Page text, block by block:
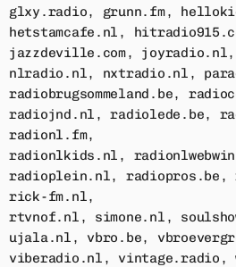
glxy.radio, grunn.fm,
hetstamcafe.nl,
jazzdeville.com, joyradio.nl,
nlradio.nl, nxtradio.nl,
radiobrugsommeland.be,
radiojnd.nl, radiolede.be,
radionl.fm,
radionlkids.nl,
radioplein.nl, radiopros.be,
rick-fm.nl,
rtvnof.nl, simone.nl,
ujala.nl, vbro.be,
viberadio.nl, vintage.radio,